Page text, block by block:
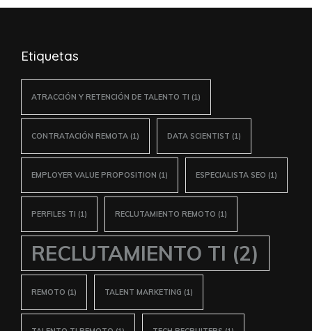
Etiquetas
ATRACCIÓN Y RETENCIÓN DE TALENTO TI (1)
CONTRATACIÓN REMOTA (1) DATA SCIENTIST (1)
EMPLOYER VALUE PROPOSITION (1) ESPECIALISTA SEO (1)
PERFILES TI (1) RECLUTAMIENTO REMOTO (1)
RECLUTAMIENTO TI (2)
REMOTO (1) TALENT MARKETING (1)